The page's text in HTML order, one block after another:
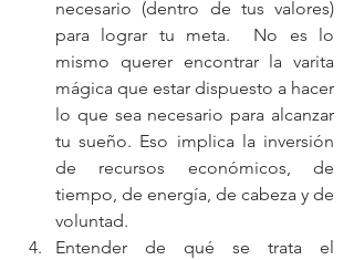
necesario (dentro de tus valores)
para lograr tu meta.  No es lo
mismo querer encontrar la varita
mágica que estar dispuesto a hacer
lo que sea necesario para alcanzar
tu sueño. Eso implica la inversión
de recursos económicos, de
tiempo, de energía, de cabeza y de
voluntad.
Entender de qué se trata el